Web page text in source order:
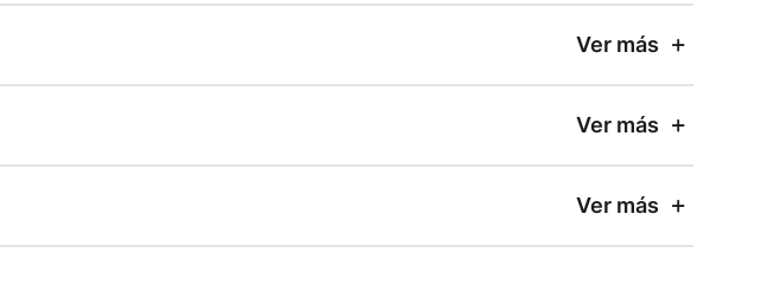
Ver más
Ver más
Ver más